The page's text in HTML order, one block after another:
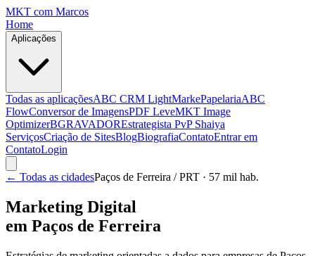
MKT com Marcos
Home
Aplicações
Todas as aplicaçõesABC CRM LightMarkePapelariaABC
FlowConversor de ImagensPDF LeveMKT Image
OptimizerBGRAVADOREstrategista PvP Shaiya
ServiçosCriação de SitesBlogBiografiaContatoEntrar em
ContatoLogin
← Todas as cidadesPaços de Ferreira / PRT · 57 mil hab.
Marketing Digital
em Paços de Ferreira